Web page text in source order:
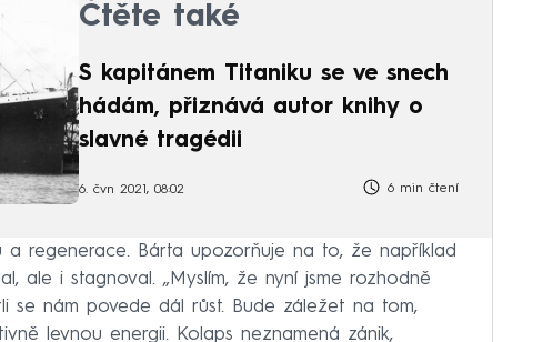
Čtěte také
S kapitánem Titaniku se ve snech
hádám, přiznává autor knihy o
slavné tragédii
6. čvn 2021, 08:02 6 min čtení
a regenerace. Bárta upozorňuje na to, že například
ale i stagnoval. „Myslím, že nyní jsme rozhodně
se nám povede dál růst. Bude záležet na tom,
levnou energii. Kolaps neznamená zánik,